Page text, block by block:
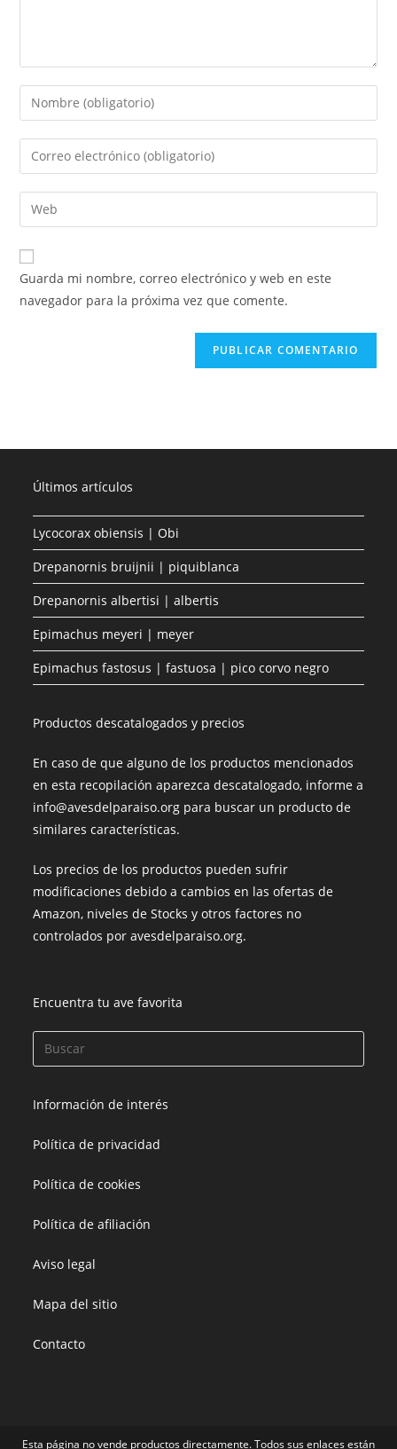
Guarda mi nombre, correo electrónico y web en este
navegador para la próxima vez que comente.
Últimos artículos
Lycocorax obiensis | Obi
Drepanornis bruijnii | piquiblanca
Drepanornis albertisi | albertis
Epimachus meyeri | meyer
Epimachus fastosus | fastuosa | pico corvo negro
Productos descatalogados y precios
En caso de que alguno de los productos mencionados
en esta recopilación aparezca descatalogado, informe a
info@avesdelparaiso.org para buscar un producto de
similares características.
Los precios de los productos pueden sufrir
modificaciones debido a cambios en las ofertas de
Amazon, niveles de Stocks y otros factores no
controlados por avesdelparaiso.org.
Encuentra tu ave favorita
Información de interés
Política de privacidad
Política de cookies
Política de afiliación
Aviso legal
Mapa del sitio
Contacto
Esta página no vende productos directamente. Todos sus enlaces están